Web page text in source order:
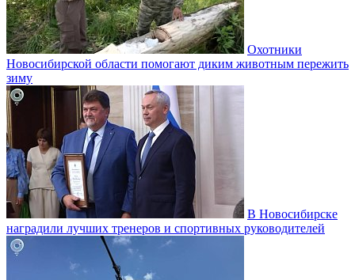
Охотники
Новосибирской области помогают диким животным пережить
зиму
В Новосибирске
наградили лучших тренеров и спортивных руководителей